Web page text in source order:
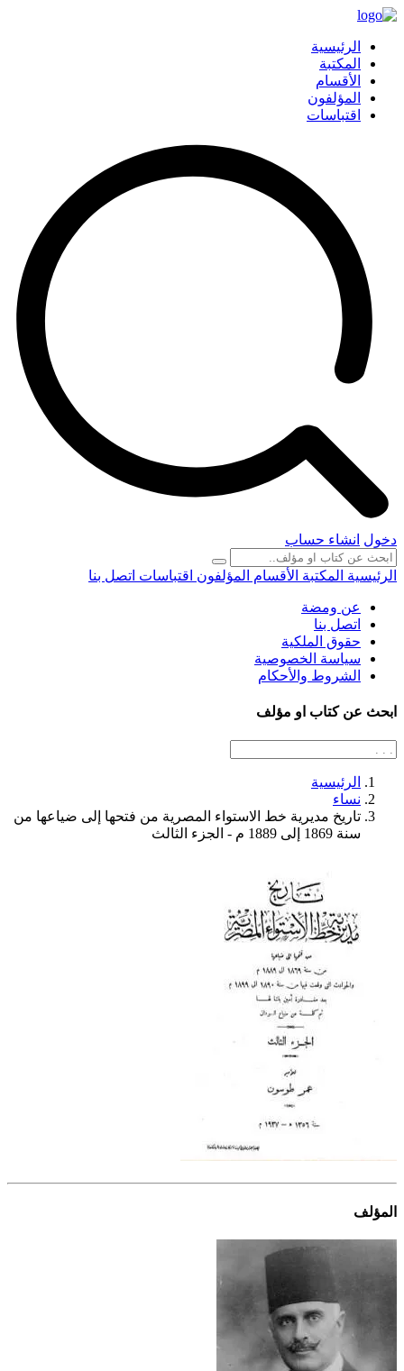
الرئيسية
المكتبة
الأقسام
المؤلفون
اقتباسات
دخول انشاء حساب
الرئيسية المكتبة الأقسام المؤلفون اقتباسات اتصل بنا
عن ومضة
اتصل بنا
حقوق الملكية
سياسة الخصوصية
الشروط والأحكام
ابحث عن كتاب او مؤلف
الرئيسية
نساء
تاريخ مديرية خط الاستواء المصرية من فتحها إلى ضياعها من
سنة 1869 إلى 1889 م - الجزء الثالث
المؤلف